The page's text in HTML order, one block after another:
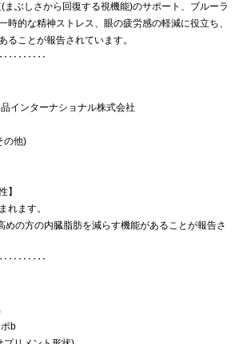
まぶしさから回復する視機能)のサポート、ブルーラ
時的な精神ストレス、眼の疲労感の軽減に役立ち、
ることが報告されています。
インターナショナル株式会社
の他)
】
れます。
めの方の内臓脂肪を減らす機能があることが報告さ
b